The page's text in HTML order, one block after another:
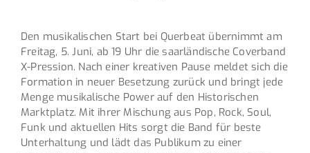
Den musikalischen Start bei Querbeat übernimmt am
Freitag, 5. Juni, ab 19 Uhr die saarländische Coverband
X-Pression. Nach einer kreativen Pause meldet sich die
Formation in neuer Besetzung zurück und bringt jede
Menge musikalische Power auf den Historischen
Marktplatz. Mit ihrer Mischung aus Pop, Rock, Soul,
Funk und aktuellen Hits sorgt die Band für beste
Unterhaltung und lädt das Publikum zu einer